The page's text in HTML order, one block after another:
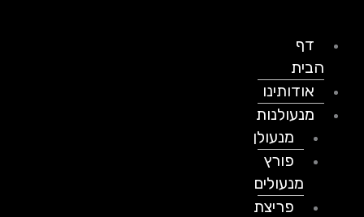
דף
הבית
אודותינו
מנעולנות
מנעולן
פורץ
מנעולים
פריצת